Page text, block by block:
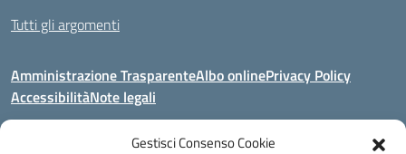
Gestisci Consenso Cookie
Tutti gli argomenti
Amministrazione TrasparenteAlbo onlinePrivacy Policy
AccessibilitàNote legali